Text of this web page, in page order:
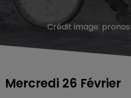
Crédit image:
Mercredi 26 Février